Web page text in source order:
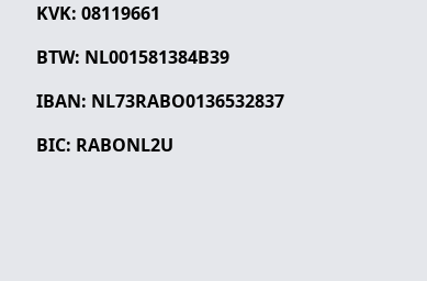
KVK: 08119661
BTW: NL001581384B39
IBAN: NL73RABO0136532837
BIC: RABONL2U